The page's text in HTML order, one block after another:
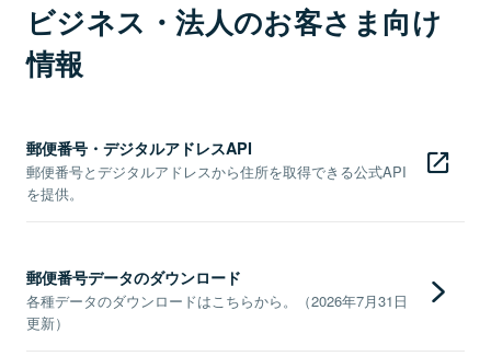
ビジネス・法人のお客さま向け
情報
郵便番号・デジタルアドレスAPI
郵便番号とデジタルアドレスから住所を取得できる公式API
を提供。
郵便番号データのダウンロード
各種データのダウンロードはこちらから。（2026年7月31日
更新）